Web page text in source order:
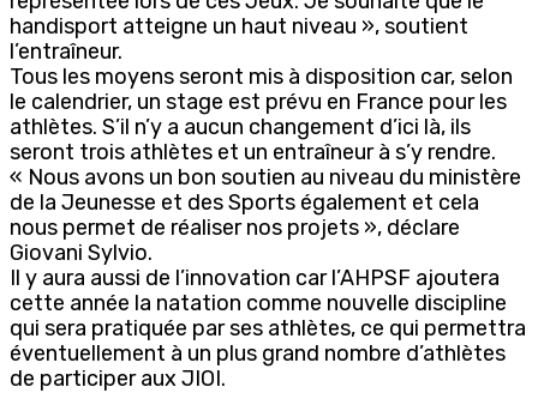
handisport atteigne un haut niveau », soutient
l’entraîneur.
Tous les moyens seront mis à disposition car, selon
le calendrier, un stage est prévu en France pour les
athlètes. S’il n’y a aucun changement d’ici là, ils
seront trois athlètes et un entraîneur à s’y rendre.
« Nous avons un bon soutien au niveau du ministère
de la Jeunesse et des Sports également et cela
nous permet de réaliser nos projets », déclare
Giovani Sylvio.
Il y aura aussi de l’innovation car l’AHPSF ajoutera
cette année la natation comme nouvelle discipline
qui sera pratiquée par ses athlètes, ce qui permettra
éventuellement à un plus grand nombre d’athlètes
de participer aux JIOI.